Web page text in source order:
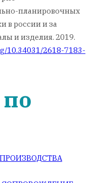
планировочных
в россии и за
и изделия. 2019.
10.34031/2618-7183-